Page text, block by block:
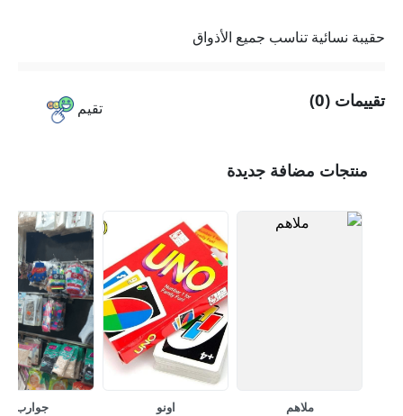
حقيبة نسائية تناسب جميع الأذواق
تقيم تقييمات (0)
منتجات مضافة جديدة
ملاهم اونو جوارب